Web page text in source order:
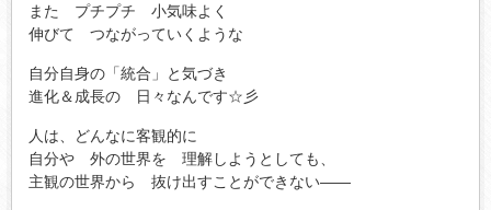
また プチプチ 小気味よく
伸びて つながっていくような
自分自身の「統合」と気づき
進化＆成長の 日々なんです☆彡
人は、どんなに客観的に
自分や 外の世界を 理解しようとしても、
主観の世界から 抜け出すことができない――